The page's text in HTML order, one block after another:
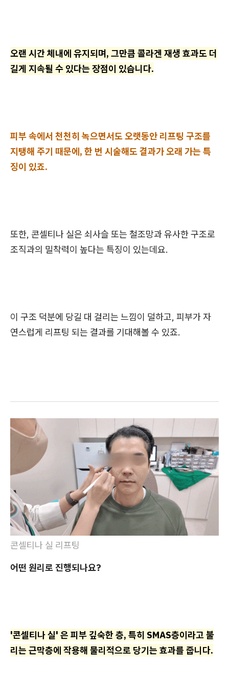
오랜 시간 체내에 유지되며, 그만큼 콜라겐 재생 효과도 더
길게 지속될 수 있다는 장점이 있습니다.
피부 속에서 천천히 녹으면서도 오랫동안 리프팅 구조를
지탱해 주기 때문에, 한 번 시술해도 결과가 오래 가는 특
징이 있죠.
또한, 콘셀티나 실은 쇠사슬 또는 철조망과 유사한 구조로
조직과의 밀착력이 높다는 특징이 있는데요.
이 구조 덕분에 당길 대 걸리는 느낌이 덜하고, 피부가 자
연스럽게 리프팅 되는 결과를 기대해볼 수 있죠.
콘셀티나 실 리프팅
어떤 원리로 진행되나요?
'콘셀티나 실' 은 피부 깊숙한 층, 특히 SMAS층이라고 불
리는 근막층에 작용해 물리적으로 당기는 효과를 줍니다.